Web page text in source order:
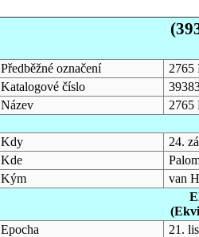
Předběžné označení
2765
Katalogové číslo
Název
2765
Kdy
24.
Kde
Kým
van
Epocha
21.